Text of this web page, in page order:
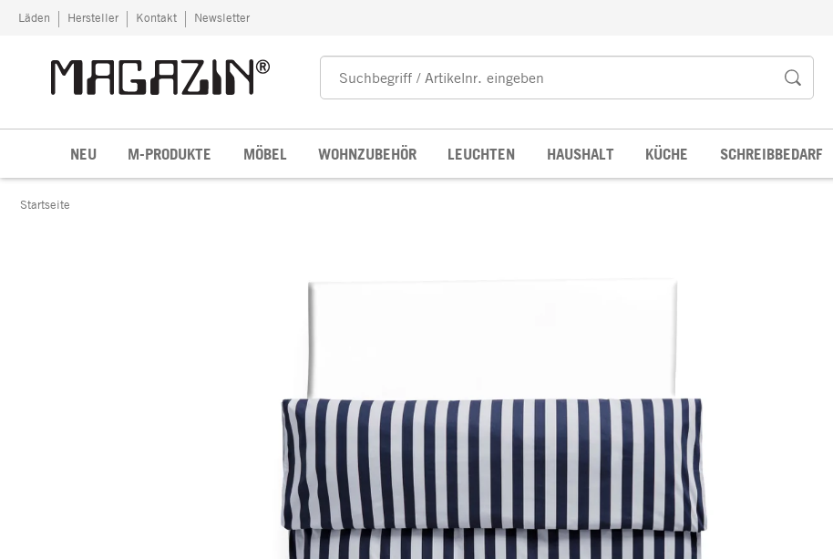
Zum Inhalt springen
Läden Hersteller Kontakt Newsletter
NEU M-PRODUKTE MÖBEL WOHNZUBEHÖR LEUCHTEN HAUSHALT KÜCHE SCHREIBBEDARF
Startseite